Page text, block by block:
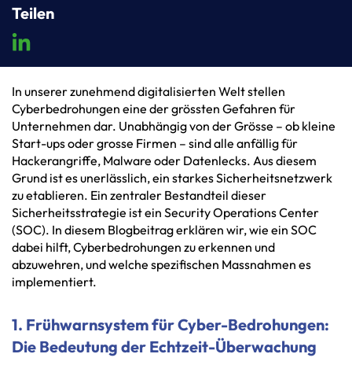
Teilen
In unserer zunehmend digitalisierten Welt stellen
Cyberbedrohungen eine der grössten Gefahren für
Unternehmen dar. Unabhängig von der Grösse – ob kleine
Start-ups oder grosse Firmen – sind alle anfällig für
Hackerangriffe, Malware oder Datenlecks. Aus diesem
Grund ist es unerlässlich, ein starkes Sicherheitsnetzwerk
zu etablieren. Ein zentraler Bestandteil dieser
Sicherheitsstrategie ist ein Security Operations Center
(SOC). In diesem Blogbeitrag erklären wir, wie ein SOC
dabei hilft, Cyberbedrohungen zu erkennen und
abzuwehren, und welche spezifischen Massnahmen es
implementiert.
1. Frühwarnsystem für Cyber-Bedrohungen:
Die Bedeutung der Echtzeit-Überwachung